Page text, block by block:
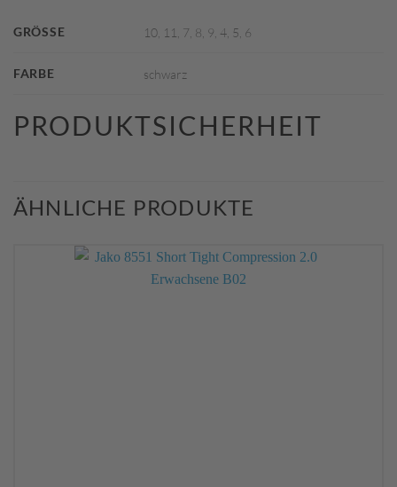
GRÖSSE 10, 11, 7, 8, 9, 4, 5, 6
FARBE schwarz
PRODUKTSICHERHEIT
ÄHNLICHE PRODUKTE